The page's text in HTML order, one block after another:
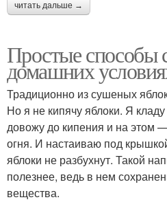
читать дальше →
Простые способы
домашних
Традиционно из сушеных
Но я не кипячу яблоки. Я
довожу до кипения и на этом
огня. И настаиваю под
яблоки не разбухнут. Такой
полезнее, ведь в нем
вещества.